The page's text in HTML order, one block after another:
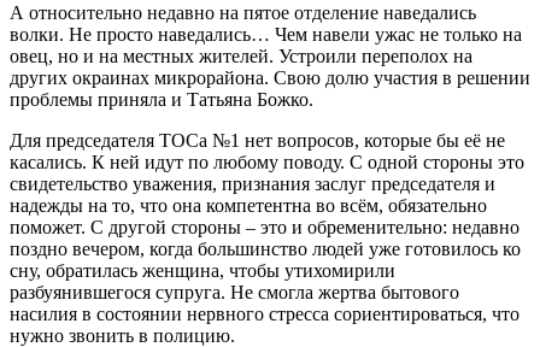
А относительно недавно на пятое отделение наведались
волки. Не просто наведались… Чем навели ужас не только на
овец, но и на местных жителей. Устроили переполох на
других окраинах микрорайона. Свою долю участия в решении
проблемы приняла и Татьяна Божко.
Для председателя ТОСа №1 нет вопросов, которые бы её не
касались. К ней идут по любому поводу. С одной стороны это
свидетельство уважения, признания заслуг председателя и
надежды на то, что она компетентна во всём, обязательно
поможет. С другой стороны – это и обременительно: недавно
поздно вечером, когда большинство людей уже готовилось ко
сну, обратилась женщина, чтобы утихомирили
разбуянившегося супруга. Не смогла жертва бытового
насилия в состоянии нервного стресса сориентироваться, что
нужно звонить в полицию.